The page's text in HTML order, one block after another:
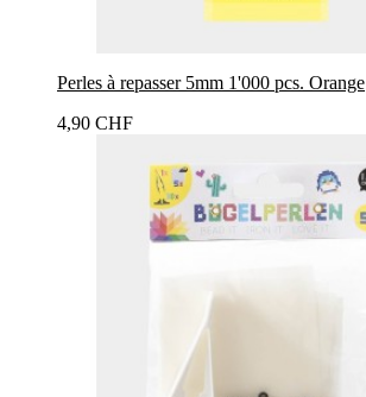
Perles à repasser 5mm 1'000 pcs. Orange
4,90 CHF